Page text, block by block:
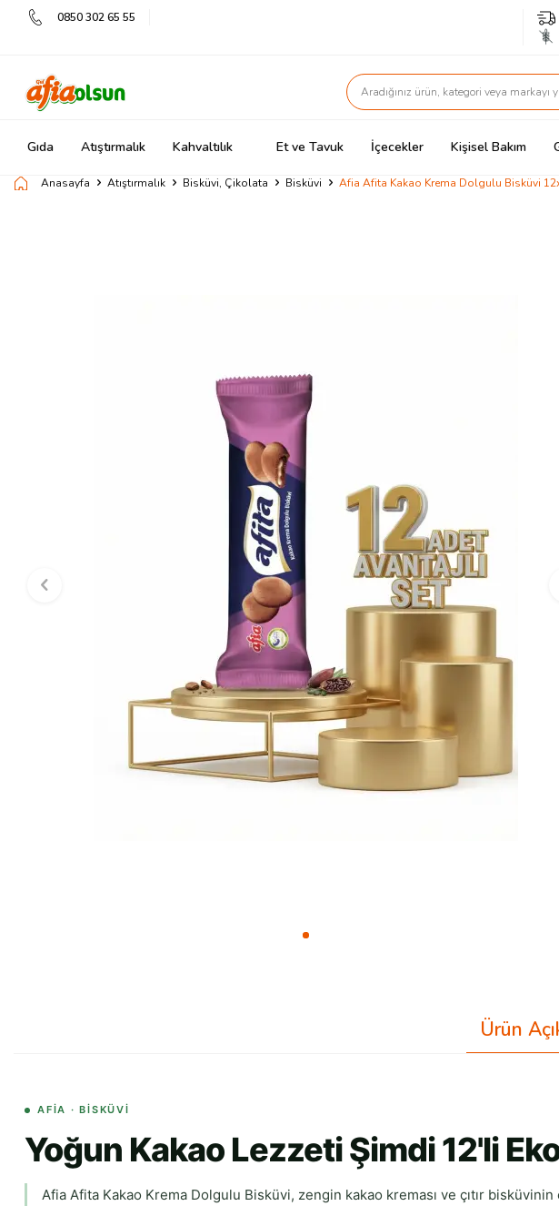
0850 302 65 55
Gıda Atıştırmalık Kahvaltılık Et ve Tavuk İçecekler Kişisel Bakım
Anasayfa Atıştırmalık Bisküvi, Çikolata Bisküvi Afia Afita Kakao Krema Dolgulu Bisküvi
Ürün
AFIA · BISKÜVI
Yoğun Kakao Lezzeti Şimdi 12'li
Afia Afita Kakao Krema Dolgulu Bisküvi, zengin kakao kreması ve çıtır